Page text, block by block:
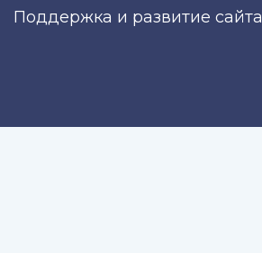
Поддержка и развитие сайта